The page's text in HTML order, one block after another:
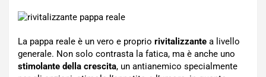
La pappa reale è un vero e proprio rivitalizzante a livello
generale. Non solo contrasta la fatica, ma è anche uno
stimolante della crescita, un antianemico specialmente